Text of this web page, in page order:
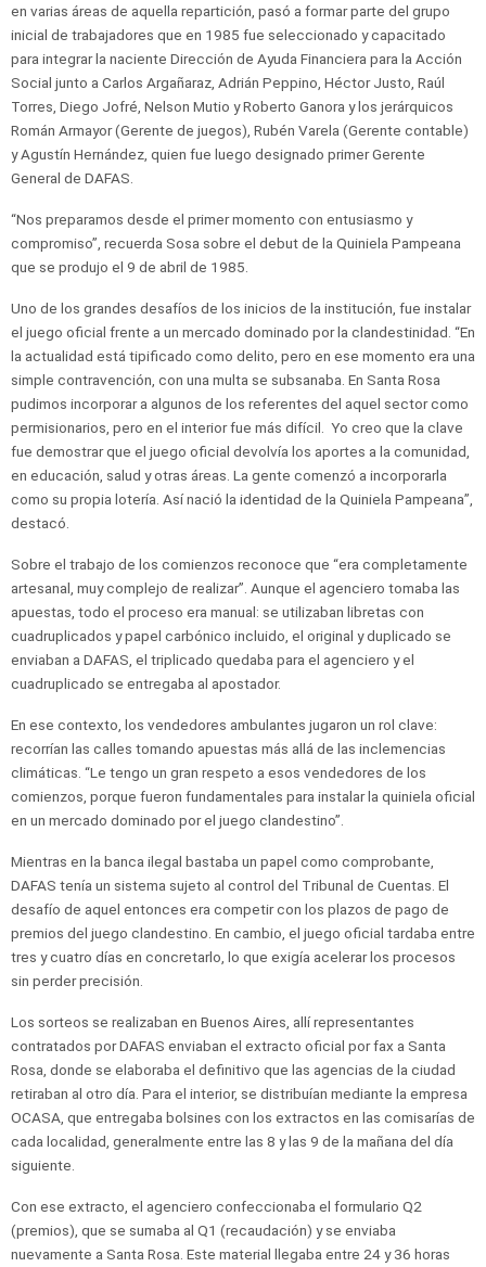
en varias áreas de aquella repartición, pasó a formar parte del grupo
inicial de trabajadores que en 1985 fue seleccionado y capacitado
para integrar la naciente Dirección de Ayuda Financiera para la Acción
Social junto a Carlos Argañaraz, Adrián Peppino, Héctor Justo, Raúl
Torres, Diego Jofré, Nelson Mutio y Roberto Ganora y los jerárquicos
Román Armayor (Gerente de juegos), Rubén Varela (Gerente contable)
y Agustín Hernández, quien fue luego designado primer Gerente
General de DAFAS.
“Nos preparamos desde el primer momento con entusiasmo y
compromiso”, recuerda Sosa sobre el debut de la Quiniela Pampeana
que se produjo el 9 de abril de 1985.
Uno de los grandes desafíos de los inicios de la institución, fue instalar
el juego oficial frente a un mercado dominado por la clandestinidad. “En
la actualidad está tipificado como delito, pero en ese momento era una
simple contravención, con una multa se subsanaba. En Santa Rosa
pudimos incorporar a algunos de los referentes del aquel sector como
permisionarios, pero en el interior fue más difícil. Yo creo que la clave
fue demostrar que el juego oficial devolvía los aportes a la comunidad,
en educación, salud y otras áreas. La gente comenzó a incorporarla
como su propia lotería. Así nació la identidad de la Quiniela Pampeana”,
destacó.
Sobre el trabajo de los comienzos reconoce que “era completamente
artesanal, muy complejo de realizar”. Aunque el agenciero tomaba las
apuestas, todo el proceso era manual: se utilizaban libretas con
cuadruplicados y papel carbónico incluido, el original y duplicado se
enviaban a DAFAS, el triplicado quedaba para el agenciero y el
cuadruplicado se entregaba al apostador.
En ese contexto, los vendedores ambulantes jugaron un rol clave:
recorrían las calles tomando apuestas más allá de las inclemencias
climáticas. “Le tengo un gran respeto a esos vendedores de los
comienzos, porque fueron fundamentales para instalar la quiniela oficial
en un mercado dominado por el juego clandestino”.
Mientras en la banca ilegal bastaba un papel como comprobante,
DAFAS tenía un sistema sujeto al control del Tribunal de Cuentas. El
desafío de aquel entonces era competir con los plazos de pago de
premios del juego clandestino. En cambio, el juego oficial tardaba entre
tres y cuatro días en concretarlo, lo que exigía acelerar los procesos
sin perder precisión.
Los sorteos se realizaban en Buenos Aires, allí representantes
contratados por DAFAS enviaban el extracto oficial por fax a Santa
Rosa, donde se elaboraba el definitivo que las agencias de la ciudad
retiraban al otro día. Para el interior, se distribuían mediante la empresa
OCASA, que entregaba bolsines con los extractos en las comisarías de
cada localidad, generalmente entre las 8 y las 9 de la mañana del día
siguiente.
Con ese extracto, el agenciero confeccionaba el formulario Q2
(premios), que se sumaba al Q1 (recaudación) y se enviaba
nuevamente a Santa Rosa. Este material llegaba entre 24 y 36 horas